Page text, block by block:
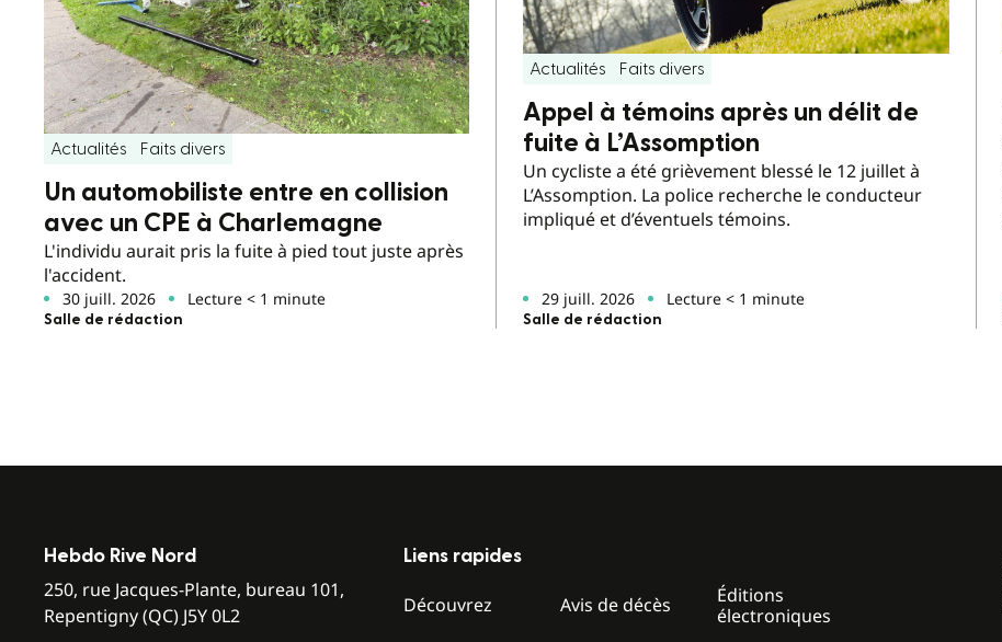
Actualités Faits divers
Un automobiliste entre en collision
avec un CPE à Charlemagne
L'individu aurait pris la fuite à pied tout juste après
l'accident.
30 juill. 2026 Lecture < 1 minute
Salle de rédaction
Actualités Faits divers
Appel à témoins après un délit de
fuite à L’Assomption
Un cycliste a été grièvement blessé le 12 juillet à
L’Assomption. La police recherche le conducteur
impliqué et d’éventuels témoins.
29 juill. 2026 Lecture < 1 minute
Salle de rédaction
Hebdo Rive Nord
250, rue Jacques-Plante, bureau 101,
Repentigny (QC) J5Y 0L2
Liens rapides
Découvrez Avis de décès
Éditions
électroniques